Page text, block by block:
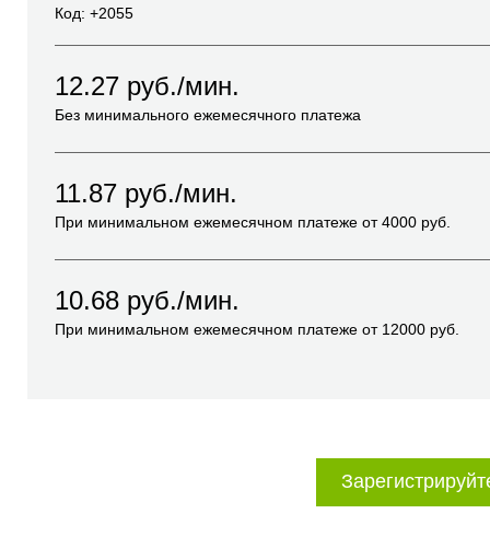
Код: +2055
12.27 руб./мин.
Без минимального ежемесячного платежа
11.87 руб./мин.
При минимальном ежемесячном платеже от4000 руб.
10.68 руб./мин.
При минимальном ежемесячном платеже от 12000 руб.